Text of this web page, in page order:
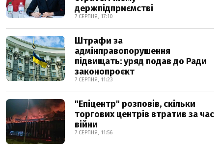
держпідприємстві
7 СЕРПНЯ, 17:10
Штрафи за
адмінправопорушення
підвищать: уряд подав до Ради
законопроєкт
7 СЕРПНЯ, 11:23
"Епіцентр" розповів, скільки
торгових центрів втратив за час
війни
7 СЕРПНЯ, 11:56